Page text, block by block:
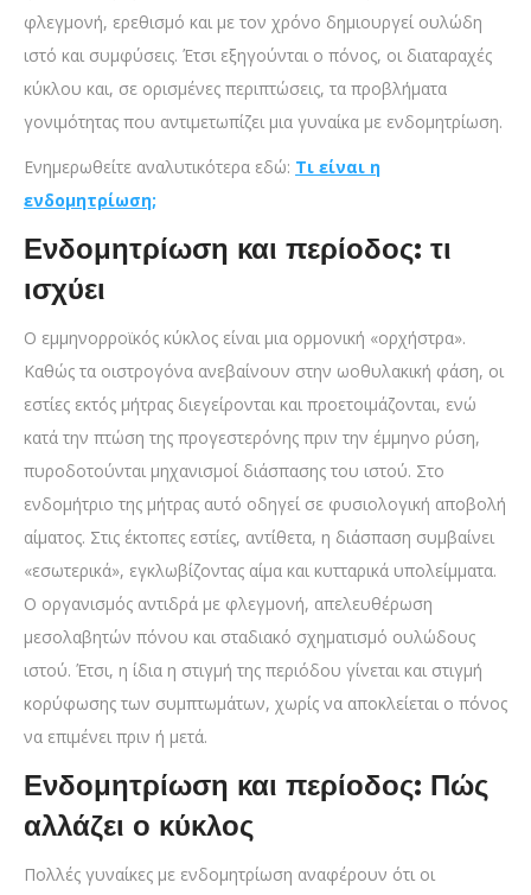
φλεγμονή, ερεθισμό και με τον χρόνο δημιουργεί ουλώδη
ιστό και συμφύσεις. Έτσι εξηγούνται ο πόνος, οι διαταραχές
κύκλου και, σε ορισμένες περιπτώσεις, τα προβλήματα
γονιμότητας που αντιμετωπίζει μια γυναίκα με ενδομητρίωση.
Ενημερωθείτε αναλυτικότερα εδώ: Τι είναι η
ενδομητρίωση;
Ενδομητρίωση και περίοδος: τι
ισχύει
Ο εμμηνορροϊκός κύκλος είναι μια ορμονική «ορχήστρα».
Καθώς τα οιστρογόνα ανεβαίνουν στην ωοθυλακική φάση, οι
εστίες εκτός μήτρας διεγείρονται και προετοιμάζονται, ενώ
κατά την πτώση της προγεστερόνης πριν την έμμηνο ρύση,
πυροδοτούνται μηχανισμοί διάσπασης του ιστού. Στο
ενδομήτριο της μήτρας αυτό οδηγεί σε φυσιολογική αποβολή
αίματος. Στις έκτοπες εστίες, αντίθετα, η διάσπαση συμβαίνει
«εσωτερικά», εγκλωβίζοντας αίμα και κυτταρικά υπολείμματα.
Ο οργανισμός αντιδρά με φλεγμονή, απελευθέρωση
μεσολαβητών πόνου και σταδιακό σχηματισμό ουλώδους
ιστού. Έτσι, η ίδια η στιγμή της περιόδου γίνεται και στιγμή
κορύφωσης των συμπτωμάτων, χωρίς να αποκλείεται ο πόνος
να επιμένει πριν ή μετά.
Ενδομητρίωση και περίοδος: Πώς
αλλάζει ο κύκλος
Πολλές γυναίκες με ενδομητρίωση αναφέρουν ότι οι